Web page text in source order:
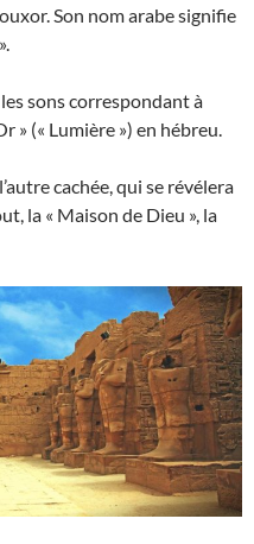
Son nom arabe signifie
sons correspondant à
» (« Lumière ») en hébreu.
cachée, qui se révélera
la « Maison de Dieu », la